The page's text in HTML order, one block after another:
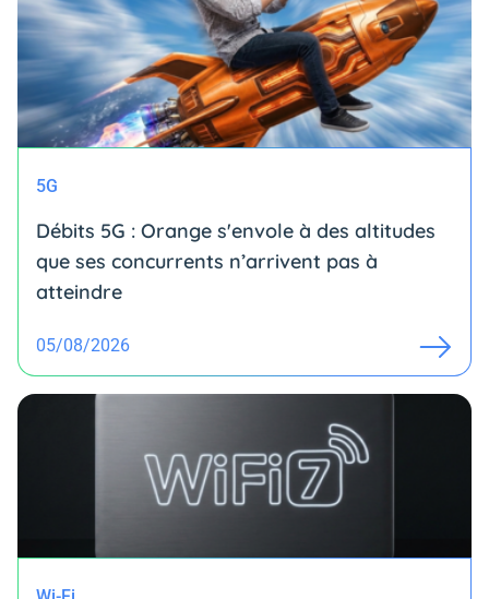
5G
Débits 5G : Orange s'envole à des altitudes
que ses concurrents n’arrivent pas à
atteindre
05/08/2026